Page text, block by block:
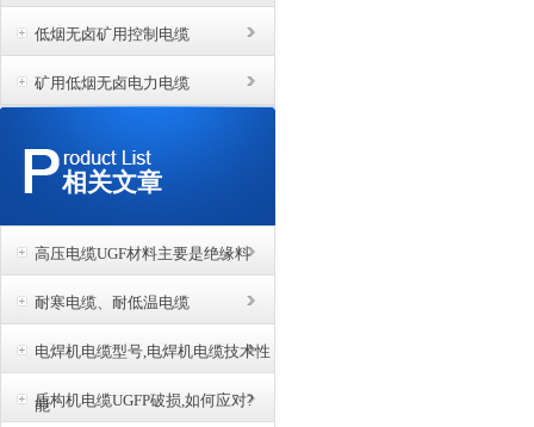
低烟无卤矿用控制电缆
矿用低烟无卤电力电缆
相关文章
高压电缆UGF材料主要是绝缘料
耐寒电缆、耐低温电缆
电焊机电缆型号,电焊机电缆技术性
能
盾构机电缆UGFP破损,如何应对?